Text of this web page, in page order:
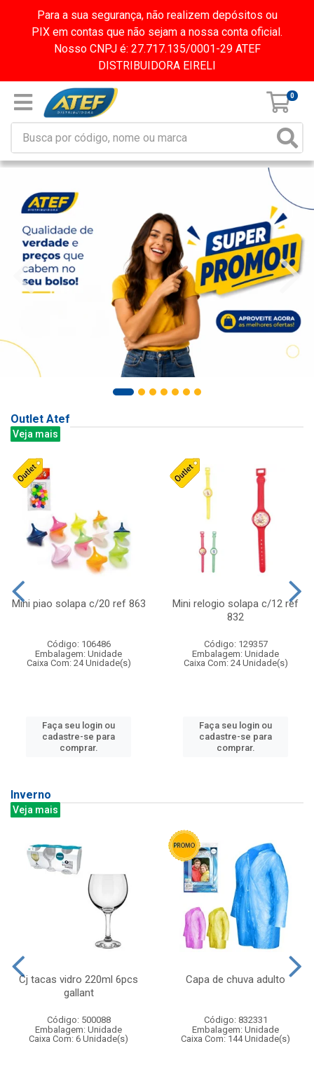
Para a sua segurança, não realizem depósitos ou
PIX em contas que não sejam a nossa conta oficial.
Nosso CNPJ é: 27.717.135/0001-29 ATEF
DISTRIBUIDORA EIRELI
0
Outlet Atef
Veja mais
Mini piao solapa c/20 ref 863
Código: 106486
Embalagem: Unidade
Caixa Com: 24 Unidade(s)
Faça seu login ou
cadastre-se para
comprar.
Mini relogio solapa c/12 ref
832
Código: 129357
Embalagem: Unidade
Caixa Com: 24 Unidade(s)
Faça seu login ou
cadastre-se para
comprar.
Inverno
Veja mais
Cj tacas vidro 220ml 6pcs
gallant
Código: 500088
Embalagem: Unidade
Caixa Com: 6 Unidade(s)
Capa de chuva adulto
Código: 832331
Embalagem: Unidade
Caixa Com: 144 Unidade(s)